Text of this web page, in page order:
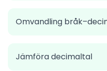
Omvandling
Jämföra decimaltal